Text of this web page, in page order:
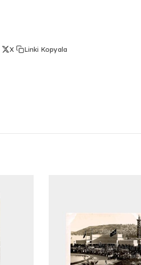
X Linki Kopyala